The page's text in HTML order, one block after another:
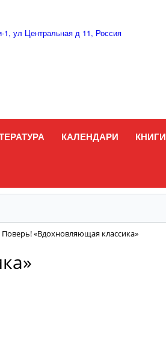
1, ул Центральная д 11, Россия
КАЛЕНДАРИ КНИГИ
Поверь! «Вдохновляющая классика»